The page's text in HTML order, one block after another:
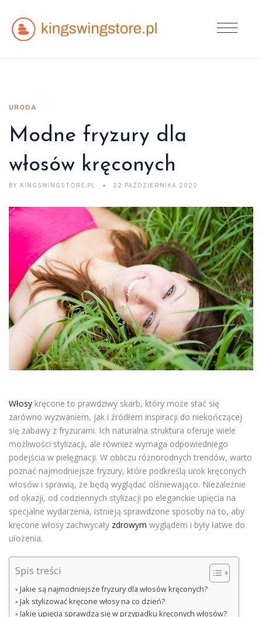
URODA
Modne fryzury dla
włosów kręconych
BY KINGSWINGSTORE.PL 22 PAŹDZIERNIKA 2020
Włosy kręcone to prawdziwy skarb, który może stać się
zarówno wyzwaniem, jak i źródłem inspiracji do niekończącej
się zabawy z fryzurami. Ich naturalna struktura oferuje wiele
możliwości stylizacji, ale również wymaga odpowiedniego
podejścia w pielęgnacji. W obliczu różnorodnych trendów, warto
poznać najmodniejsze fryzury, które podkreślą urok kręconych
włosów i sprawią, że będą wyglądać olśniewająco. Niezależnie
od okazji, od codziennych stylizacji po eleganckie upięcia na
specjalne wydarzenia, istnieją sprawdzone sposoby na to, aby
kręcone włosy zachwycały zdrowym wyglądem i były łatwe do
ułożenia.
Spis treści
Jakie są najmodniejsze fryzury dla włosów kręconych?
Jak stylizować kręcone włosy na co dzień?
Jakie upięcia sprawdzą się w przypadku kręconych włosów?